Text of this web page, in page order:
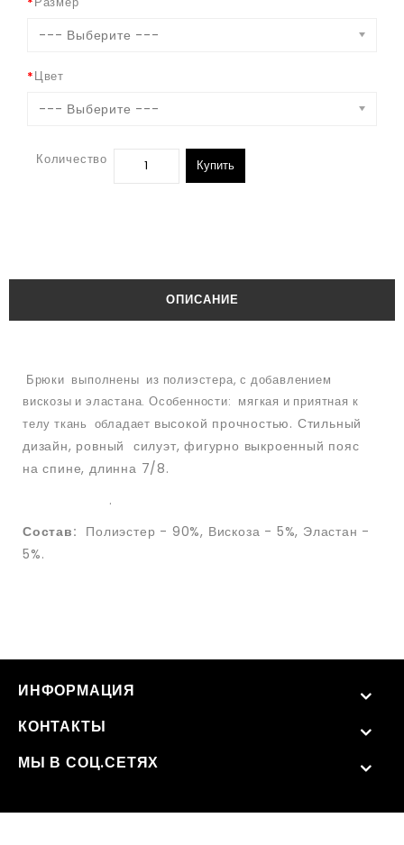
--- Выберите ---
Цвет
--- Выберите ---
Количество Купить
ОПИСАНИЕ
Брюки выполнены из полиэстера, с добавлением
вискозы и эластана. Особенности: мягкая и приятная к
телу ткань обладает высокой прочностью. Стильный
дизайн, ровный силуэт, фигурно выкроенный пояс
на спине, длинна 7/8.
.
Состав: Полиэстер - 90%, Вискоза - 5%, Эластан -
5%.
ИНФОРМАЦИЯ
КОНТАКТЫ
МЫ В СОЦ.СЕТЯХ